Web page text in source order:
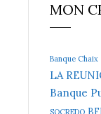
MON
Banque Chaix
LA
Banque
SOCREDO